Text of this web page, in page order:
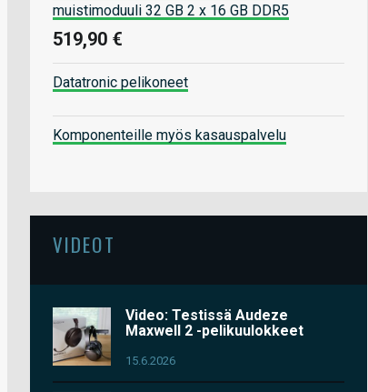
muistimoduuli 32 GB 2 x 16 GB DDR5
519,90 €
Datatronic pelikoneet
Komponenteille myös kasauspalvelu
VIDEOT
Video: Testissä Audeze
Maxwell 2 -pelikuulokkeet
15.6.2026